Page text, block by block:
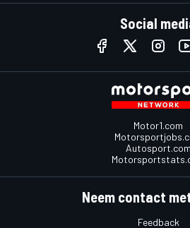
Social
Motor1.com
Autosport.com
Neem contact
Feedback